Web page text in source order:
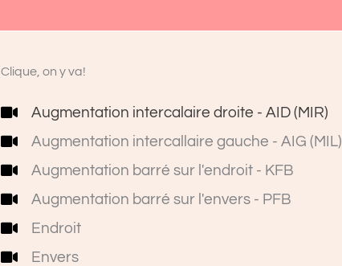
Clique, on y va!
Augmentation intercalaire droite - AID (MIR)
Augmentation intercallaire gauche - AIG (MIL)
Augmentation barré sur l'endroit - KFB
Augmentation barré sur l'envers - PFB
Endroit
Envers